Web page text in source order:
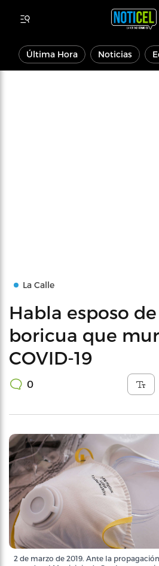
Última Hora Noticias
La Calle
Habla esposo
boricua que
COVID-19
0
2 de marzo de 2019. Ante la